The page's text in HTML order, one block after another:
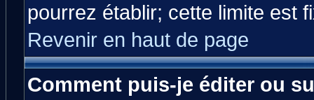
pourrez établir; cette limite est
Revenir en haut de page
Comment puis-je éditer ou